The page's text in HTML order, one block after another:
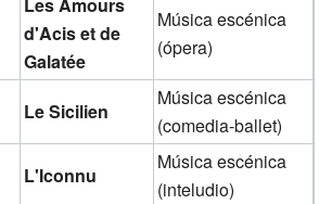
Les Amours
d'Acis et de
Galatée
Música escénica
(ópera)
Le Sicilien
Música escénica
(comedia-ballet)
L'Iconnu
Música escénica
(inteludio)